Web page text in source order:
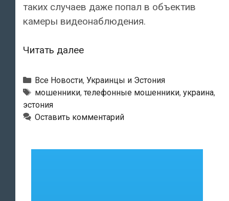
таких случаев даже попал в объектив
камеры видеонаблюдения.
Читать далееЛюди,
бдительны!
Телефонные
не
Рубрики
Все Новости, Украинцы и Эстония
Метки
мошенники,телефонные мошенники, украина,
эстония
Оставить комментарий